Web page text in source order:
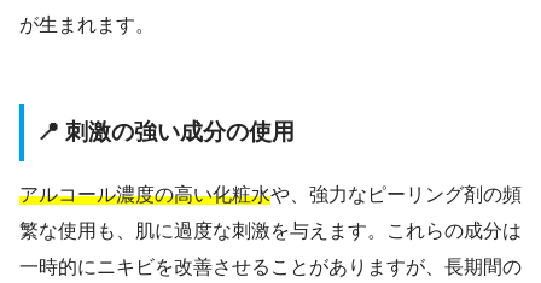
が生まれます。
📍 刺激の強い成分の使用
アルコール濃度の高い化粧水や、強力なピーリング剤の頻
繁な使用も、肌に過度な刺激を与えます。これらの成分は
一時的にニキビを改善させることがありますが、長期間の